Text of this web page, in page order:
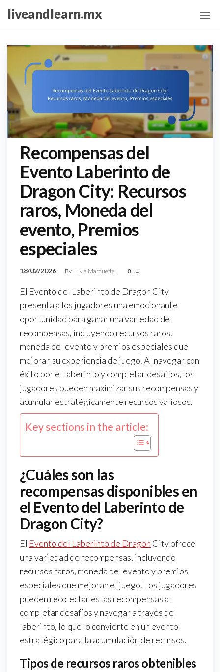
Skip
content
liveandlearn.mx
Recompensas del
Evento Laberinto de
Dragon City: Recursos
raros, Moneda del
evento, Premios
especiales
18/02/2026 By Livia Marquette 0
El Evento del Laberinto de Dragon City
presenta a los jugadores una emocionante
oportunidad para ganar una variedad de
recompensas, incluyendo recursos raros,
moneda del evento y premios especiales que
mejoran su experiencia de juego. Al navegar con
éxito por el laberinto y completar desafíos, los
jugadores pueden maximizar sus recompensas y
acumular estratégicamente recursos valiosos.
Key sections in the article:
¿Cuáles son las
recompensas disponibles en
el Evento del Laberinto de
Dragon City?
El Evento del Laberinto de Dragon City ofrece
una variedad de recompensas, incluyendo
recursos raros, moneda del evento y premios
especiales que mejoran el juego. Los jugadores
pueden recolectar estas recompensas al
completar desafíos y navegar a través del
laberinto, lo que lo convierte en un evento
estratégico para la acumulación de recursos.
Tipos de recursos raros obtenibles